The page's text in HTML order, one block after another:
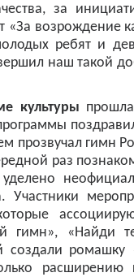
за
«За возрождение
ребят и
наш такой
культуры
прозвучал гимн
раз
Участники
гимн», «Найди
создали
расширению